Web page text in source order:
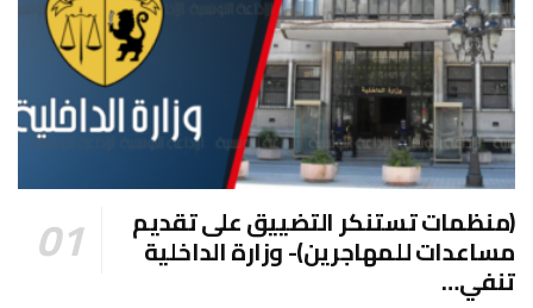
(منظمات تستنكر التضييق على تقديم
مساعدات للمهاجرين)- وزارة الداخلية
تنفي…